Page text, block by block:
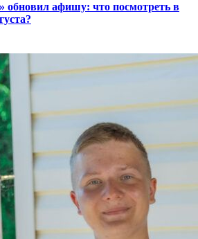
обновил афишу: что посмотреть в